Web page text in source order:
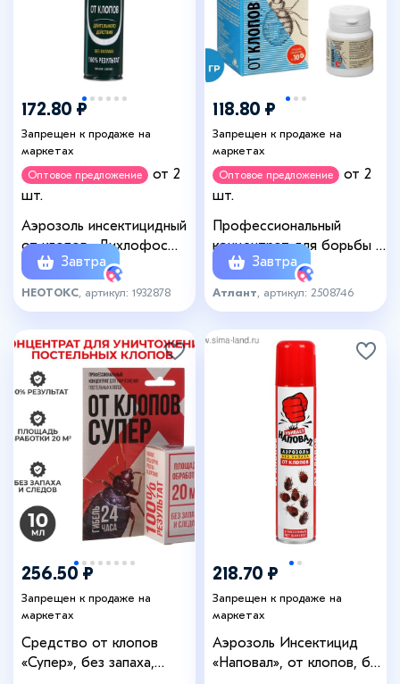
172.80 ₽
Запрещен к продаже на
маркетах
Оптовое предложение
от 2
шт.
Аэрозоль инсектицидный
от клопов «Дихлофос
№1» без запаха, Неотокс,
200 мл
Завтра
НЕОТОКС , артикул: 1932878
118.80 ₽
Запрещен к продаже на
маркетах
Оптовое предложение
от 2
шт.
Профессиональный
концентрат для борьбы с
клопами «Атлант», 5 г
Завтра
Атлант , артикул: 2508746
256.50 ₽
Запрещен к продаже на
маркетах
Средство от клопов
«Супер», без запаха,
218.70 ₽
Запрещен к продаже на
маркетах
Аэрозоль Инсектицид
«Наповал», от клопов, без